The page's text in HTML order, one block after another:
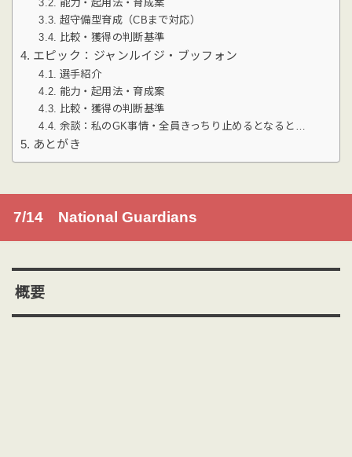
能力・起用法・育成案
超守備型育成（CBまで対応）
比較・獲得の判断基準
エピック：ジャンルイジ・ブッフォン
選手紹介
能力・起用法・育成案
比較・獲得の判断基準
余談：私のGK事情・全員きっちり止めるとなると…
あとがき
7/14 National Guardians
概要